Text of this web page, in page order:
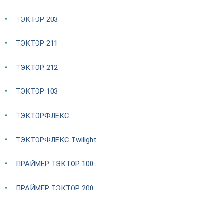
ТЭКТОР 203
ТЭКТОР 211
ТЭКТОР 212
ТЭКТОР 103
ТЭКТОРФЛЕКС
ТЭКТОРФЛЕКС Twilight
ПРАЙМЕР ТЭКТОР 100
ПРАЙМЕР ТЭКТОР 200